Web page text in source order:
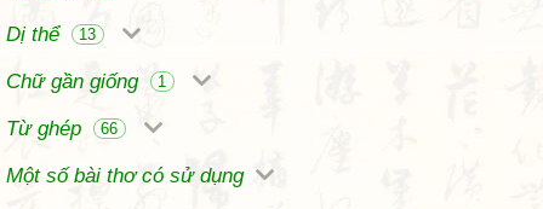
Dị thể 13
Chữ gần giống 1
Từ ghép 66
Một số bài thơ có sử dụng